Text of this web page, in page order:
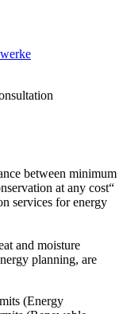
between minimum
at any cost“
services for energy
and moisture
planning, are
(Energy